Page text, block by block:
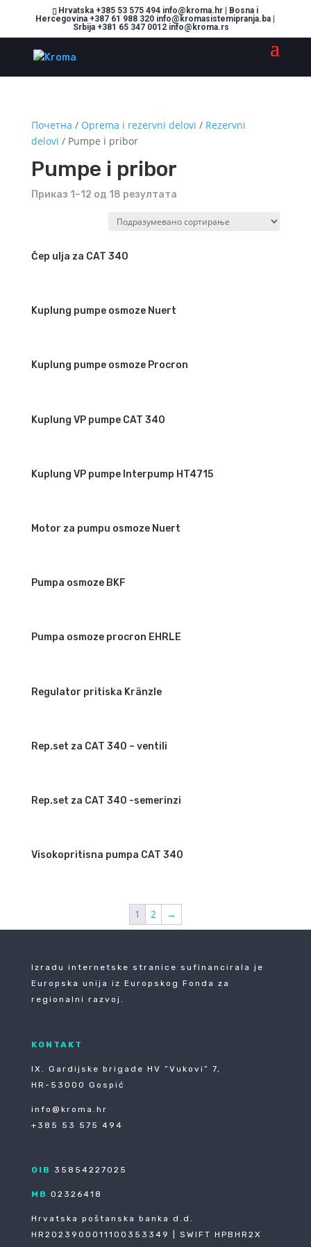
Hrvatska +385 53 575 494 info@kroma.hr | Bosna i
Hercegovina +387 61 988 320 info@kromasistemipranja.ba |
Srbija +381 65 347 0012 info@kroma.rs
Почетна / Oprema i rezervni delovi / Rezervni
delovi / Pumpe i pribor
Pumpe i pribor
Приказ 1–12 од 18 резултата
Čep ulja za CAT 340
Kuplung pumpe osmoze Nuert
Kuplung pumpe osmoze Procron
Kuplung VP pumpe CAT 340
Kuplung VP pumpe Interpump HT4715
Motor za pumpu osmoze Nuert
Pumpa osmoze BKF
Pumpa osmoze procron EHRLE
Regulator pritiska Kränzle
Rep.set za CAT 340 – ventili
Rep.set za CAT 340 -semerinzi
Visokopritisna pumpa CAT 340
1 2 →
Izradu internetske stranice sufinancirala je
Europska unija iz Europskog Fonda za
regionalni razvoj.
KONTAKT
IX. Gardijske brigade HV ”Vukovi” 7,
HR-53000 Gospić
info@kroma.hr
+385 53 575 494
OIB 35854227025
MB 02326418
Hrvatska poštanska banka d.d.
HR2023900011100353349 | SWIFT HPBHR2X